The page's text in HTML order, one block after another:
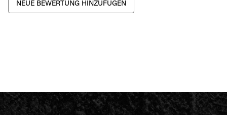
NEUE BEWERTUNG HINZUFÜGEN